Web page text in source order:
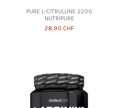
PURE L-CITRULLINE 220G
NUTRIPURE
28,90 CHF